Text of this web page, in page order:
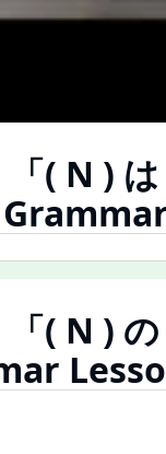
「( N )
「( N )